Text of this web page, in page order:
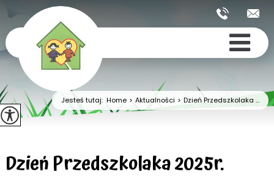
Jesteś tutaj:Home > Aktualności > Dzień Przedszkolaka ...
Dzień Przedszkolaka 2025r.